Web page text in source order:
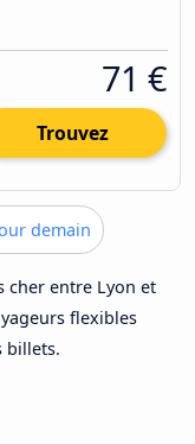
71 €
Trouvez
demain
cher entre Lyon et
flexibles
billets.